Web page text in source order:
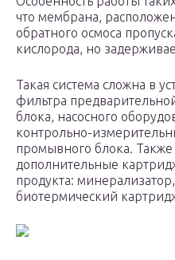
что мембрана,
обратного осмоса
кислорода, но
Такая система сложна в
фильтра
блока, насосного
контрольно-
промывного блока. Также
дополнительные
продукта:
биотермический